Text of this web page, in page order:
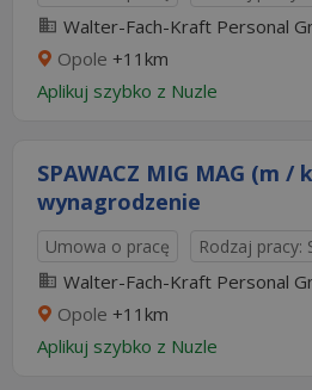
Walter-Fach-Kraft Personal
Opole +11km
Aplikuj szybko z Nuzle
SPAWACZ MIG MAG (m
wynagrodzenie
Umowa o pracę Rodzaj pracy:
Walter-Fach-Kraft Personal
Opole +11km
Aplikuj szybko z Nuzle